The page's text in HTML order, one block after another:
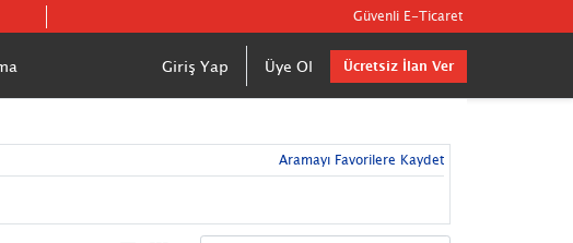
Güvenli E-Ticaret
Giriş Yap Üye Ol Ücretsiz İlan Ver
Aramayı Favorilere Kaydet